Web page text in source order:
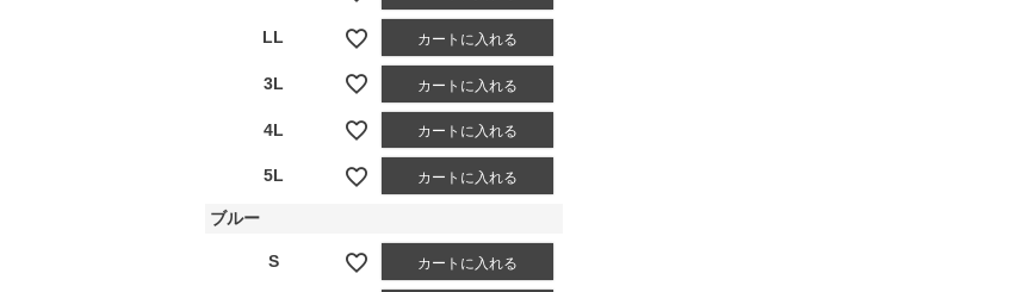
LL カートに入れる
3L カートに入れる
4L カートに入れる
5L カートに入れる
ブルー
S カートに入れる